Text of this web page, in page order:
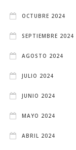
OCTUBRE 2024
SEPTIEMBRE 2024
AGOSTO 2024
JULIO 2024
JUNIO 2024
MAYO 2024
ABRIL 2024